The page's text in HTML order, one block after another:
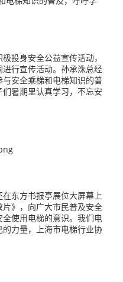
投身安全公益宣传活动，
行宣传活动。孙承洙总经
安全乘梯和电梯知识的普
暑期里认真学习，不忘安
东方书报亭展位大屏幕上
》，向广大市民普及安全
使用电梯的意识。我们电
力量，上海市电梯行业协